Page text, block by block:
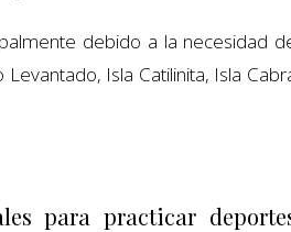
debido a la necesidad
Isla Catilinita, Isla
para practicar